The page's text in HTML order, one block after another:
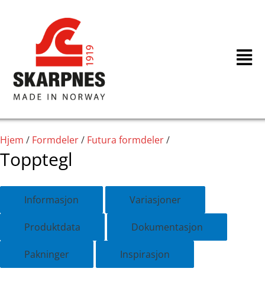
innholdet
Hjem / Formdeler/ Futura formdeler/
Topptegl
Informasjon
Variasjoner
Produktdata
Dokumentasjon
Pakninger
Inspirasjon